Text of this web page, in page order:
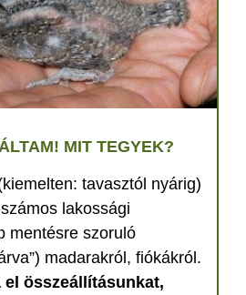
MIT TEGYEK?
tavasztól nyárig)
lakossági
mentésre szoruló
madarakról, fiókákról.
összeállításunkat,